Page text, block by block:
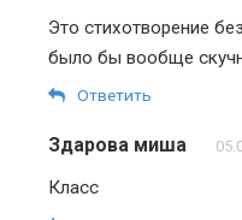
Это стихотворение
было бы вообще
Ответить
Здарова миша
Класс